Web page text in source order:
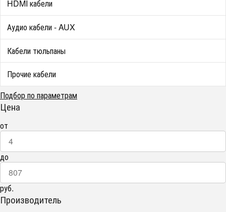
HDMI кабели
Аудио кабели - AUX
Кабели тюльпаны
Прочие кабели
Подбор по параметрам
Цена
от
до
руб.
Производитель